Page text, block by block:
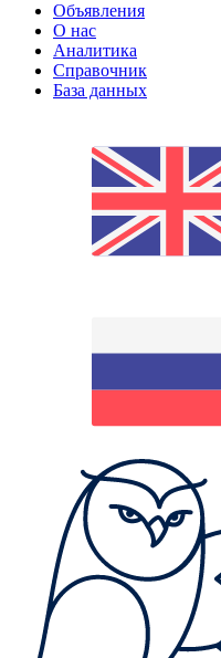
Объявления
О нас
Аналитика
Справочник
База данных